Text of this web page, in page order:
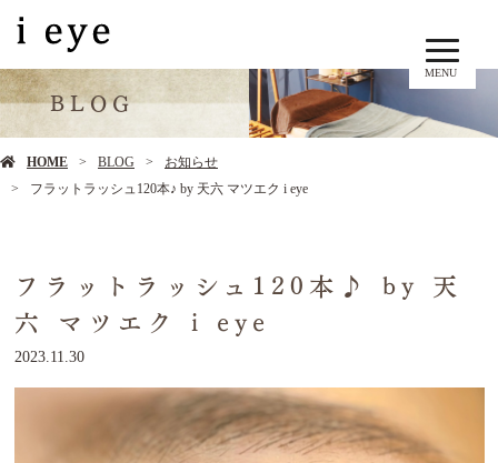
MENU
BLOG
HOME BLOG
お知らせ
フラットラッシュ120本♪ by 天六 マツエク i eye
フラットラッシュ120本♪ by 天
六 マツエク i eye
2023.11.30